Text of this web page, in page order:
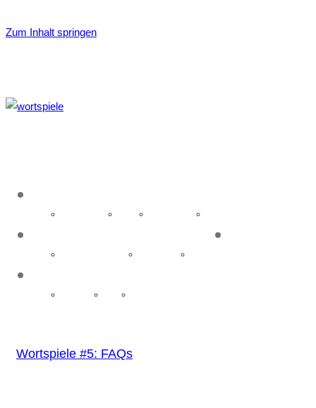
Zum Inhalt springen
Idea & name History Organisation
Upcoming events Past events
Executive Media
Wortspiele #5: FAQs